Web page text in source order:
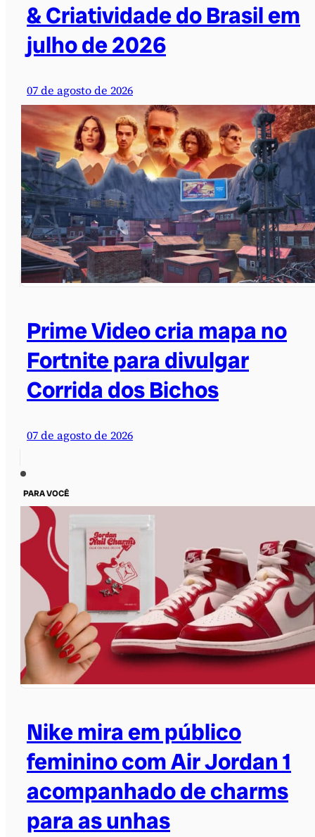
& Criatividade do Brasil em
julho de 2026
07 de agosto de 2026
Prime Video cria mapa no
Fortnite para divulgar
Corrida dos Bichos
07 de agosto de 2026
PARA VOCÊ
Nike mira em público
feminino com Air Jordan 1
acompanhado de charms
para as unhas